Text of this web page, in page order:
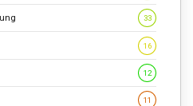
33
16
12
11